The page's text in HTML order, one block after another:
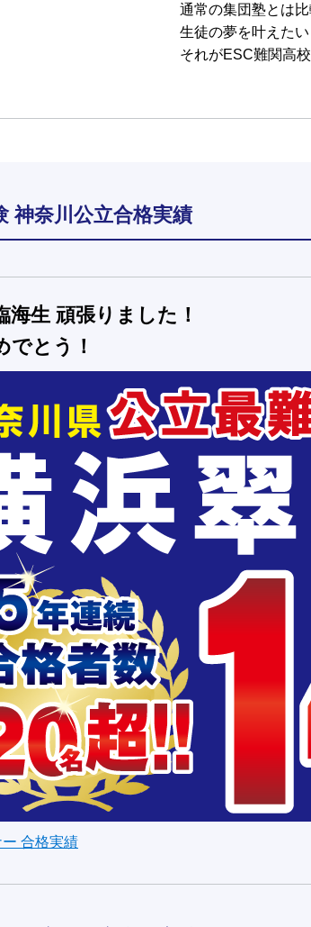
通常の集団塾とは
生徒の夢を叶えたい
それがESC難関高
神奈川公立合格実績
海生 頑張りました！
でとう！
合格実績